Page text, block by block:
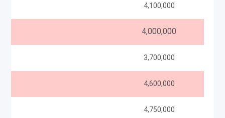
4,100,000
4,000,000
3,700,000
4,600,000
4,750,000